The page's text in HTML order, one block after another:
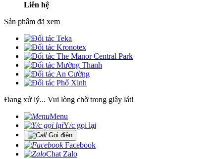
Liên hệ
Sản phẩm đã xem
Đang xử lý... Vui lòng chờ trong giây lát!
Menu
Y/c gọi lại
Gọi điện
Facebook
Chat Zalo